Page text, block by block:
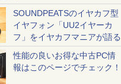
SOUNDPEATSのイヤカフ型
イヤフォン「UU2イヤーカ
フ」をイヤカフマニアが語る
性能の良いお得な中古PC情
報はこのページでチェック！